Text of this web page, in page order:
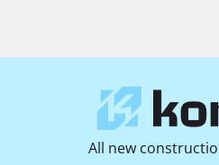
All new